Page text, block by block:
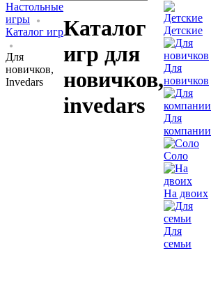
Настольные
игры
Каталог игр
Для
новичков,
Invedars
Каталог
игр для
новичков,
invedars
Детские
Для
новичков
Для
компании
Соло
На двоих
Для
семьи